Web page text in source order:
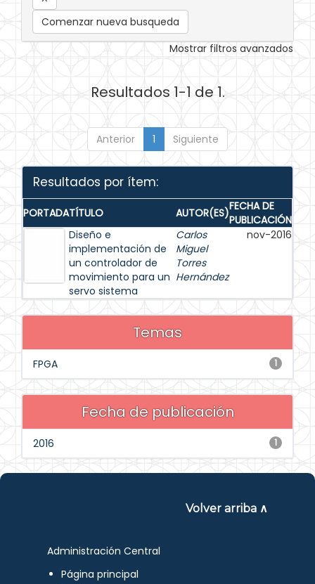
Comenzar nueva busqueda
Mostrar filtros avanzados
Resultados 1-1 de 1.
Anterior 1 Siguiente
Resultados por ítem:
PORTADATÍTULO AUTOR(ES)FECHA DE
PUBLICACIÓN
Diseño e
implementación de
un controlador de
movimiento para un
servo sistema
Carlos
Miguel
Torres
Hernández
nov-2016
Temas
1
FPGA
Fecha de publicación
1
2016
Volver arriba ∧
Administración Central
Página principal